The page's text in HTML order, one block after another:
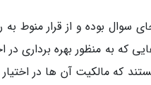
جای سوال بوده و از قرار
به منظور بهره برداری در
که مالکیت آن ها در